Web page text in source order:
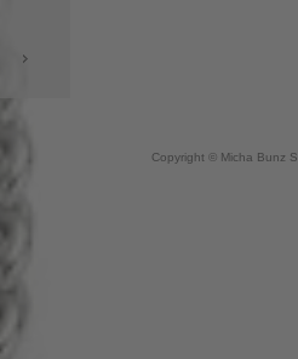
Copyright © Micha Bunz